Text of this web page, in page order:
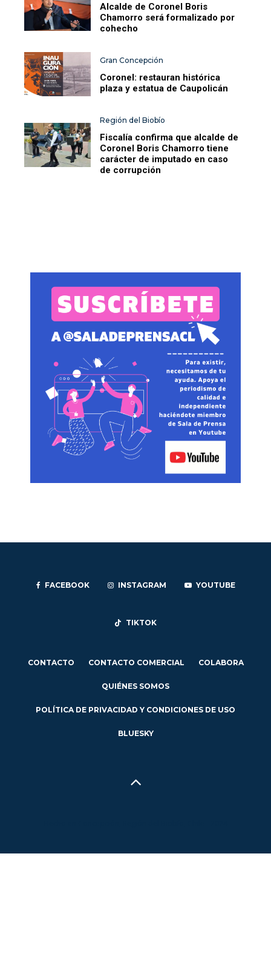
Alcalde de Coronel Boris
Chamorro será formalizado por
cohecho
Gran Concepción
Coronel: restauran histórica
plaza y estatua de Caupolicán
Región del Biobío
Fiscalía confirma que alcalde de
Coronel Boris Chamorro tiene
carácter de imputado en caso
de corrupción
FACEBOOK INSTAGRAM YOUTUBE
TIKTOK
CONTACTO CONTACTO COMERCIAL COLABORA
QUIÉNES SOMOS
POLÍTICA DE PRIVACIDAD Y CONDICIONES DE USO
BLUESKY